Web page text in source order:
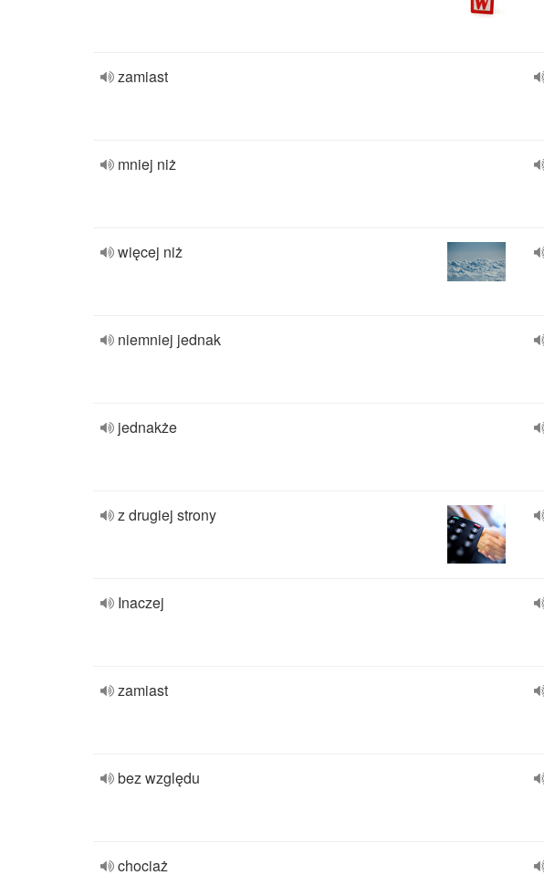
zamiast
mniej niż
więcej niż
niemniej jednak
jednakże
z drugiej strony
Inaczej
zamiast
bez względu
chociaż